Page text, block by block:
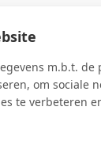
m.b.t.
om sociale
te verbeteren